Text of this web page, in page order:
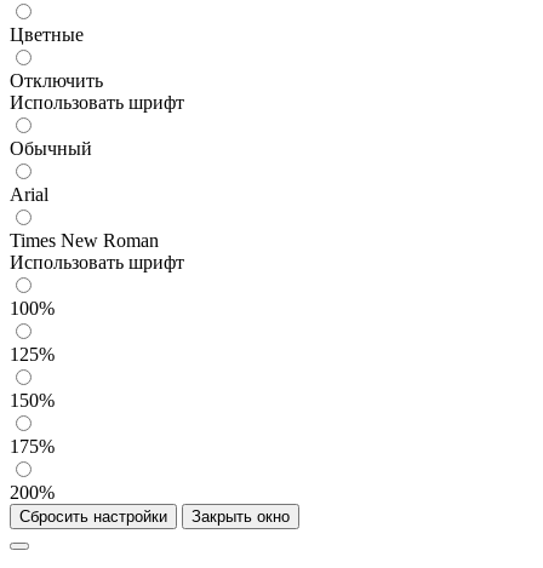
Цветные
Отключить
Использовать шрифт
Обычный
Arial
Times New Roman
Использовать шрифт
100%
125%
150%
175%
200%
Сбросить настройки Закрыть окно